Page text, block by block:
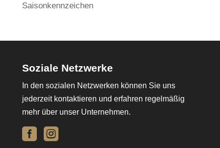
Saisonkennzeichen
Soziale Netzwerke
In den sozialen Netzwerken können Sie uns
jederzeit kontaktieren und erfahren regelmäßig
mehr über unser Unternehmen.
 